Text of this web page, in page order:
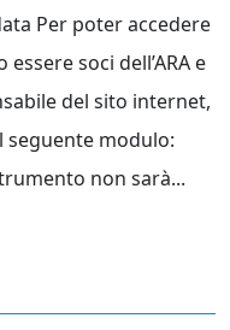
Per poter accedere
soci dell’ARA e
del sito internet,
seguente modulo:
non sarà...